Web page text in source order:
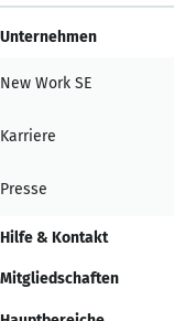
Unternehmen
New Work SE
Karriere
Presse
Hilfe & Kontakt
Mitgliedschaften